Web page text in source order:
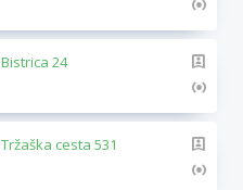
Bistrica 24
Tržaška cesta 531